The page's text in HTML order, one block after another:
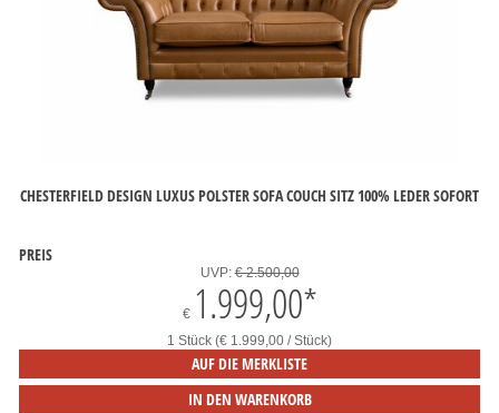
CHESTERFIELD DESIGN LUXUS POLSTER SOFA COUCH SITZ 100% LEDER SOFORT
PREIS
UVP:€ 2.500,00
€ 1.999,00*
1 Stück (€ 1.999,00 / Stück)
AUF DIE MERKLISTE
IN DEN WARENKORB